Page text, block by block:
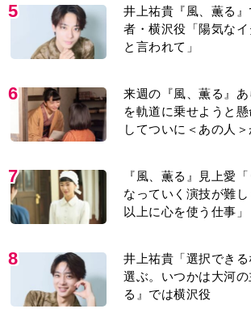
5
井上祐貴『風、薫る
者・横沢役「陽気な
と言われて」
6
来週の『風、薫る』
を軌道に乗せようと
してついに＜あの人
7
『風、薫る』見上愛
なっていく演技が難
以上に心を使う仕事」
8
井上祐貴「選択でき
選ぶ。いつかは大河
る』では横沢役